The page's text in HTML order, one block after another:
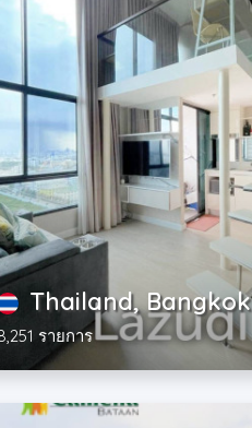
Thailand, Bangkok
รายการ